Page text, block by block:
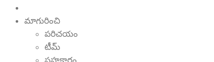
మాగురించి
పరిచయం
టీమ్
సహకారం